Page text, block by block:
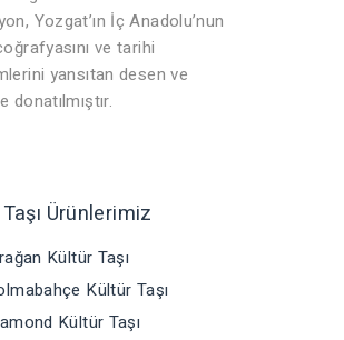
Yozgat’ın İç Anadolu’nun
ve tarihi
yansıtan desen ve
donatılmıştır.
Ürünlerimiz
Kültür Taşı
Kültür Taşı
Kültür Taşı